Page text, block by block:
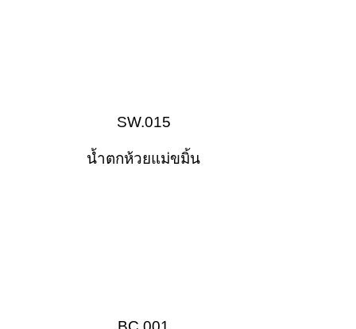
SW.015
น้ำตกห้วยแม่ขมิ้น